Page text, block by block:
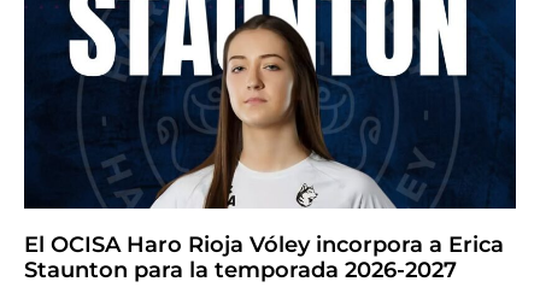
El OCISA Haro Rioja Vóley incorpora a Erica
Staunton para la temporada 2026-2027